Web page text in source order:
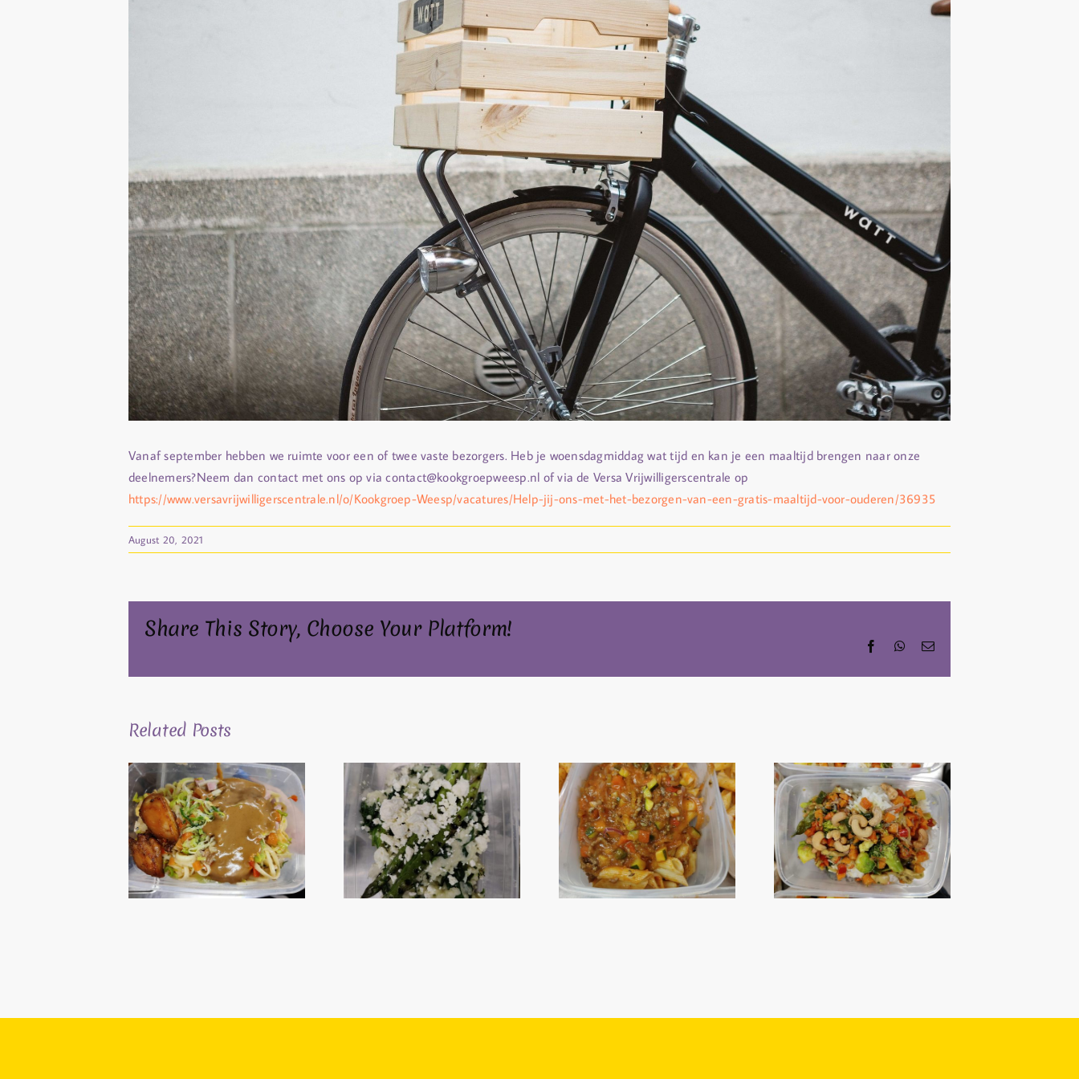
Vanaf september hebben we ruimte voor een of twee vaste bezorgers. Heb je woensdagmiddag wat tijd en kan je een maaltijd brengen naar onze
deelnemers?Neem dan contact met ons op via contact@kookgroepweesp.nl of via de Versa Vrijwilligerscentrale op
https://www.versavrijwilligerscentrale.nl/o/Kookgroep-Weesp/vacatures/Help-jij-ons-met-het-bezorgen-van-een-gratis-maaltijd-voor-ouderen/36935
August 20, 2021
Share This Story, Choose Your Platform!
FacebookWhatsApp
Email
Related Posts